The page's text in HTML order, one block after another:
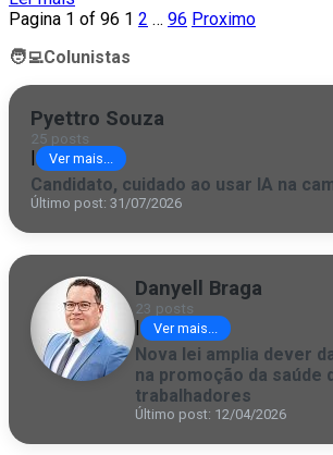
Pagina 1 of 96 1 2 … 96 Proximo
🧑‍💻Colunistas
Pyettro Souza
25 posts
| Ver mais...
Candidato, cuidado ao usar IA na
Último post: 31/07/2026
Danyell Braga
23 posts
| Ver mais...
Nova lei amplia dever
na promoção da saúde
trabalhadores
Último post: 12/04/2026